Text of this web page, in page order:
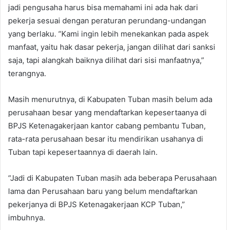
jadi pengusaha harus bisa memahami ini ada hak dari
pekerja sesuai dengan peraturan perundang-undangan
yang berlaku. “Kami ingin lebih menekankan pada aspek
manfaat, yaitu hak dasar pekerja, jangan dilihat dari sanksi
saja, tapi alangkah baiknya dilihat dari sisi manfaatnya,”
terangnya.
Masih menurutnya, di Kabupaten Tuban masih belum ada
perusahaan besar yang mendaftarkan kepesertaanya di
BPJS Ketenagakerjaan kantor cabang pembantu Tuban,
rata-rata perusahaan besar itu mendirikan usahanya di
Tuban tapi kepesertaannya di daerah lain.
“Jadi di Kabupaten Tuban masih ada beberapa Perusahaan
lama dan Perusahaan baru yang belum mendaftarkan
pekerjanya di BPJS Ketenagakerjaan KCP Tuban,”
imbuhnya.